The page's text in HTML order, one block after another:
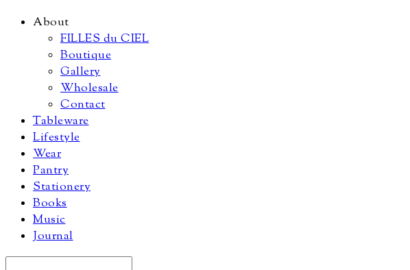
About
FILLES du CIEL
Boutique
Gallery
Wholesale
Contact
Tableware
Lifestyle
Wear
Pantry
Stationery
Books
Music
Journal